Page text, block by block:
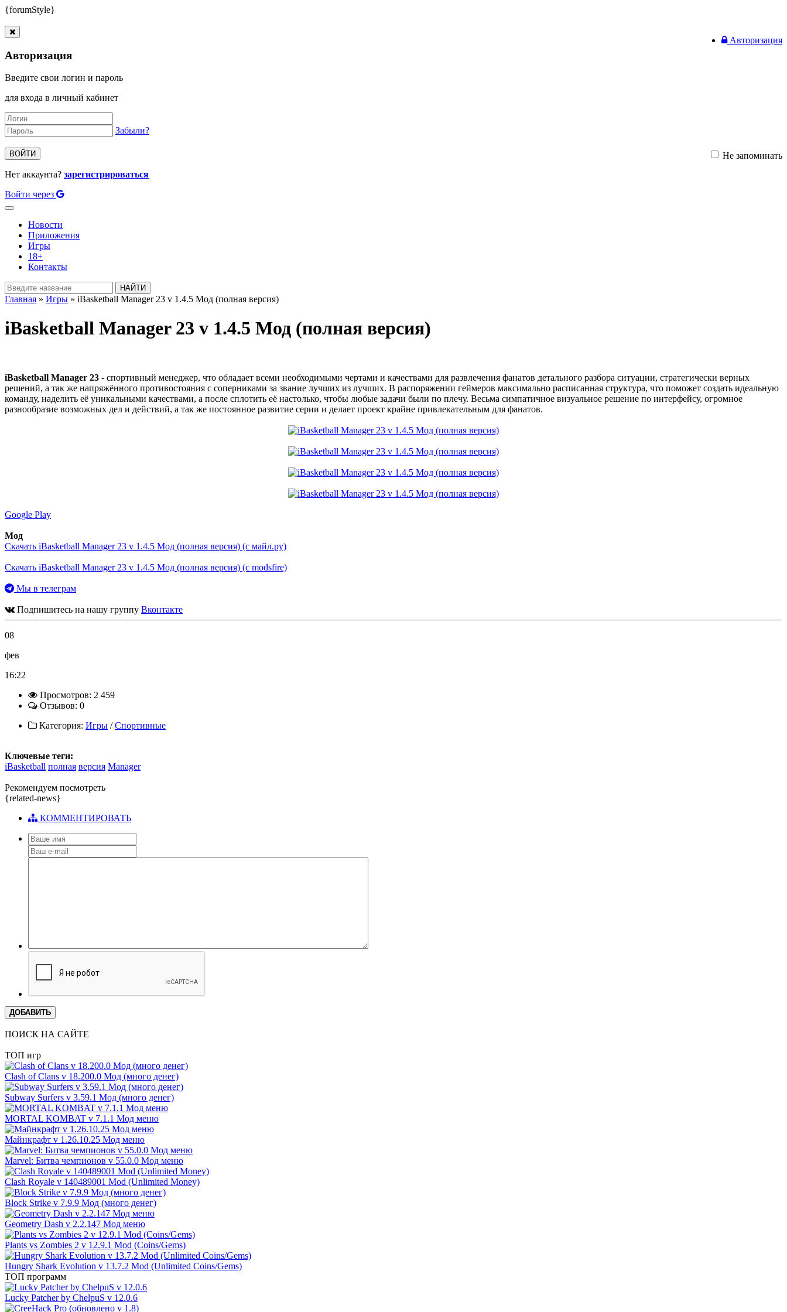
{forumStyle}
Авторизация
Авторизация
Введите свои логин и пароль
для входа в личный кабинет
Забыли?
ВОЙТИ
Не запоминать
Нет аккаунта? зарегистрироваться
Войти через
Toggle
navigationНовости
Приложения
Игры
18+
Контакты
Главная » Игры » iBasketball Manager 23 v 1.4.5 Мод (полная версия)
iBasketball Manager 23 v 1.4.5 Мод (полная версия)
iBasketball Manager 23 - спортивный менеджер, что обладает всеми необходимыми чертами и качествами для развлечения фанатов детального разбора ситуации, стратегически верных
решений, а так же напряжённого противостояния с соперниками за звание лучших из лучших. В распоряжении геймеров максимально расписанная структура, что поможет создать идеальную
команду, наделить её уникальными качествами, а после сплотить её настолько, чтобы любые задачи были по плечу. Весьма симпатичное визуальное решение по интерфейсу, огромное
разнообразие возможных дел и действий, а так же постоянное развитие серии и делает проект крайне привлекательным для фанатов.
Google Play
Мод
Скачать iBasketball Manager 23 v 1.4.5 Мод (полная версия) (с майл.ру)
Скачать iBasketball Manager 23 v 1.4.5 Мод (полная версия) (с modsfire)
Мы в телеграм
Подпишитесь на нашу группу Вконтакте
08
фев
16:22
Просмотров: 2 459
Отзывов: 0
Категория: Игры /Спортивные
Ключевые теги:
iBasketball полная версия Manager
Рекомендуем посмотреть
{related-news}
КОММЕНТИРОВАТЬ
ДОБАВИТЬ
ПОИСК НА САЙТЕ
ТОП игр
Clash of Clans v 18.200.0 Мод (много денег)
Subway Surfers v 3.59.1 Мод (много денег)
MORTAL KOMBAT v 7.1.1 Мод меню
Майнкрафт v 1.26.10.25 Мод меню
Marvel: Битва чемпионов v 55.0.0 Мод меню
Clash Royale v 140489001 Mod (Unlimited Money)
Block Strike v 7.9.9 Мод (много денег)
Geometry Dash v 2.2.147 Мод меню
Plants vs Zombies 2 v 12.9.1 Mod (Coins/Gems)
Hungry Shark Evolution v 13.7.2 Mod (Unlimited Coins/Gems)
ТОП программ
Lucky Patcher by ChelpuS v 12.0.6